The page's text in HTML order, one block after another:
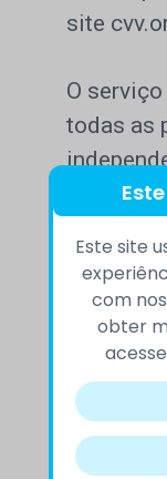
site
O
todas as
religião,
está
sempre
durante
Conte
Este site
com
obter